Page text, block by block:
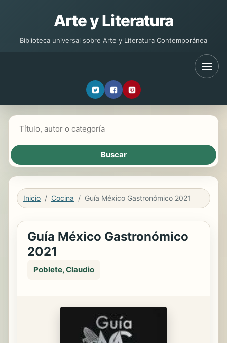
Arte y Literatura
Biblioteca universal sobre Arte y Literatura Contemporánea
Inicio Cocina Guía México Gastronómico 2021
Guía México Gastronómico
2021
Poblete, Claudio